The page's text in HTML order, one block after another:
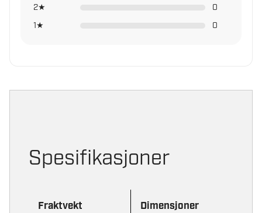
2★
0
1★
0
Spesifikasjoner
Fraktvekt
Dimensjoner